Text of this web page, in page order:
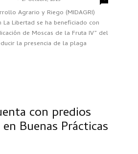
Agrario y Riego (MIDAGRI)
Libertad se ha beneficiado con
de Moscas de la Fruta IV” del
la presencia de la plaga
con predios
Buenas Prácticas